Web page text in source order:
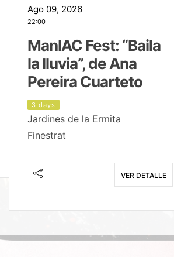
Ago 09, 2026
22:00
ManIAC Fest: “Baila
la lluvia”, de Ana
Pereira Cuarteto
3 days
Jardines de la Ermita
Finestrat
VER DETALLE